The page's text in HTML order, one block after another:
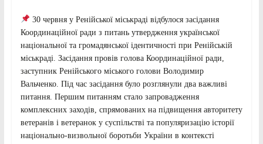
​30 червня у Ренійської міськраді відбулося засідання
Координаційної ради з питань утвердження української
національної та громадянської ідентичності при Ренійській
міськраді. Засідання провів голова Координаційної ради,
заступник Ренійського міського голови Володимир
Вальченко. Під час засідання було розглянули два важливі
питання. Першим питанням стало запровадження
комплексних заходів, спрямованих на підвищення авторитету
ветеранів і ветеранок у суспільстві та популяризацію історії
національно-визвольної боротьби України в контексті